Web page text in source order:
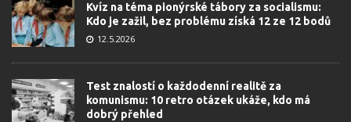
Kvíz na téma pionýrské tábory za socialismu:
Kdo je zažil, bez problému získá 12 ze 12 bodů
12.5.2026
Test znalostí o každodenní realitě za
komunismu: 10 retro otázek ukáže, kdo má
dobrý přehled